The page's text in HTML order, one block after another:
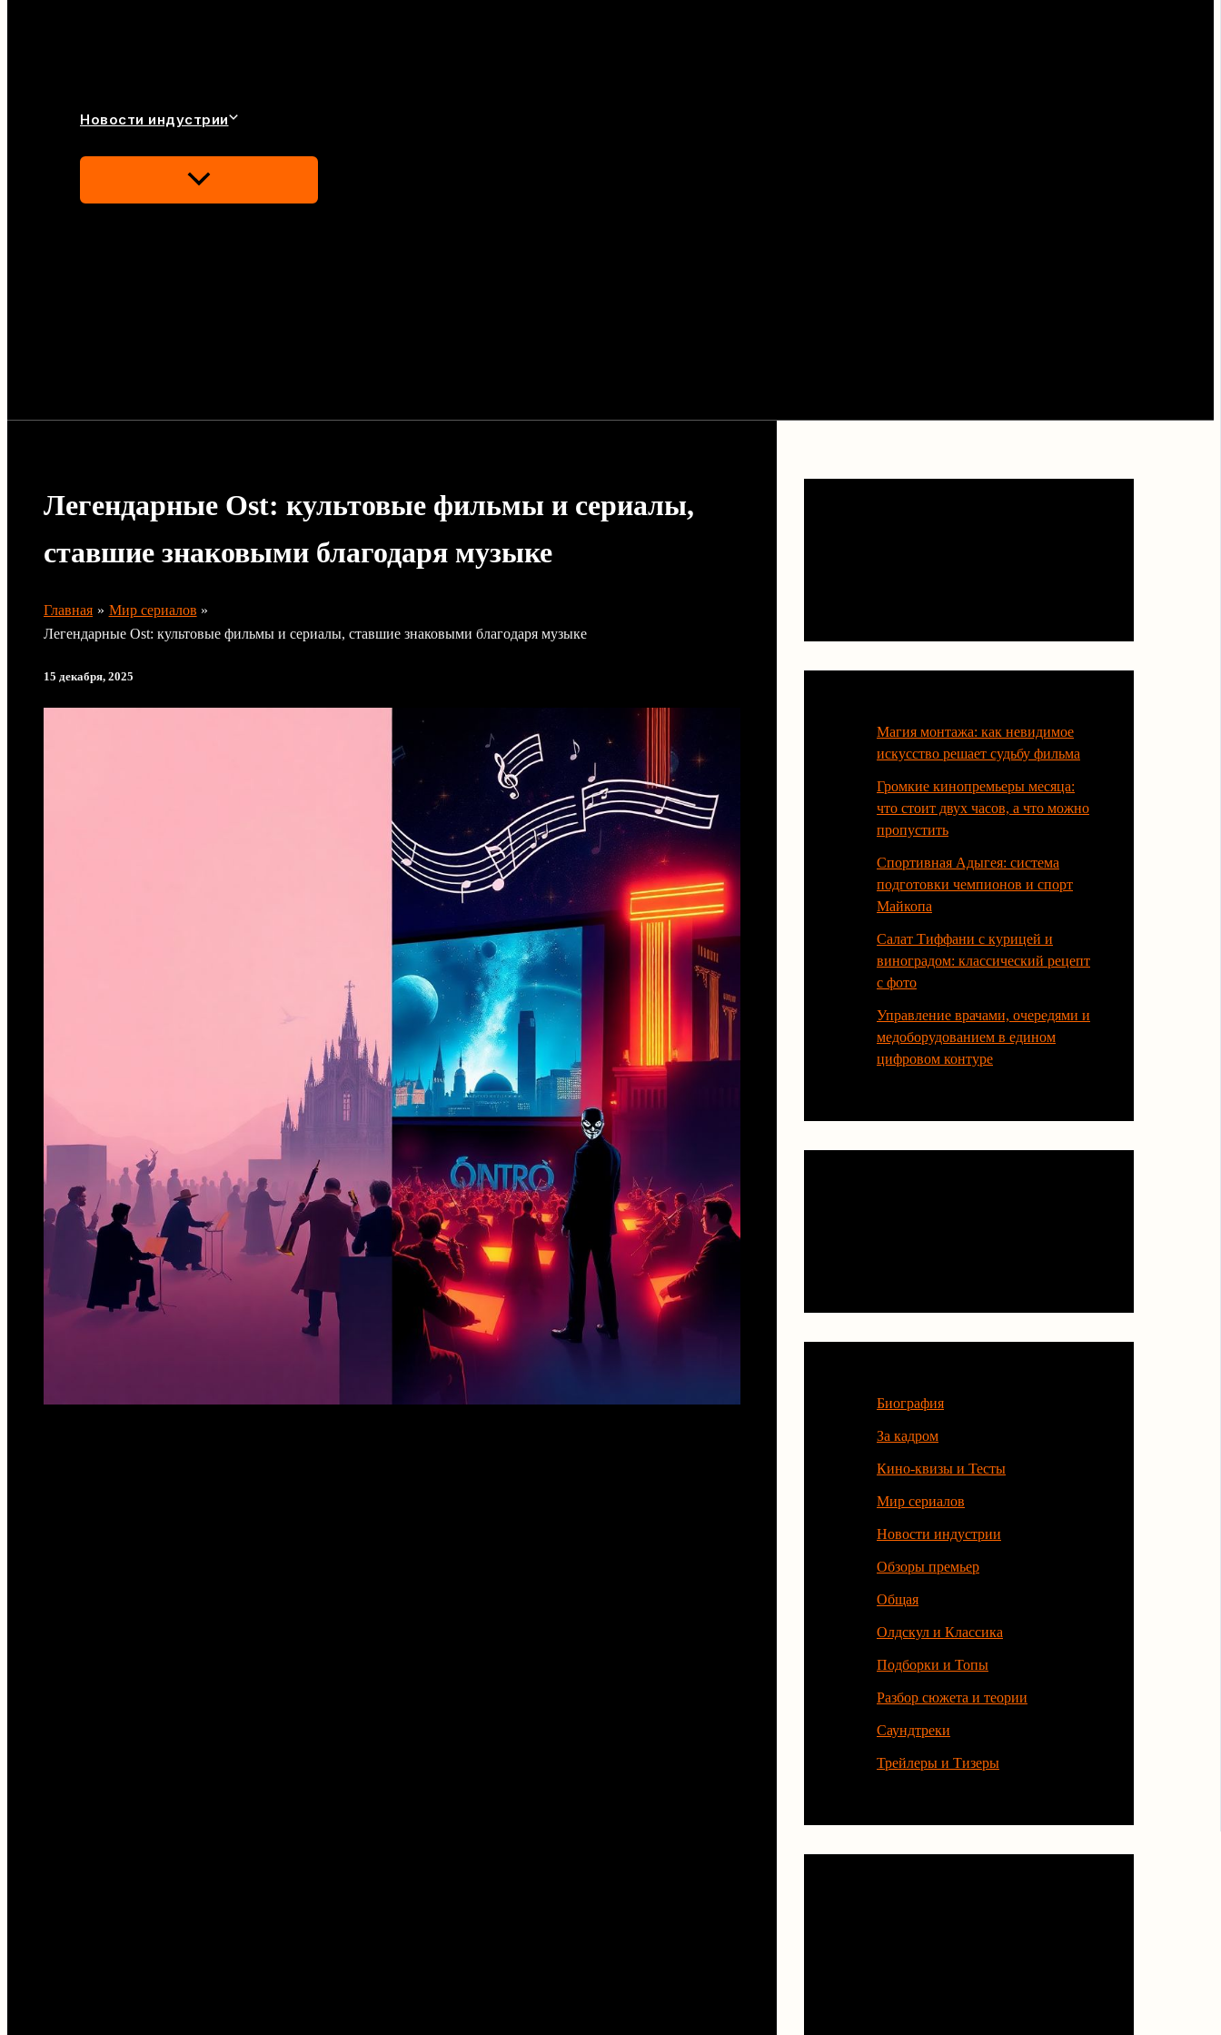
Новости индустрии
Переключатель
Легендарные Ost: культовые фильмы и сериалы,
ставшие знаковыми благодаря музыке
Главная
Мир сериалов
Легендарные Ost: культовые фильмы и сериалы, ставшие знаковыми благодаря музыке
15 декабря, 2025
Магия монтажа: как невидимое
искусство решает судьбу фильма
Громкие кинопремьеры месяца:
что стоит двух часов, а что можно
пропустить
Спортивная Адыгея: система
подготовки чемпионов и спорт
Майкопа
Салат Тиффани с курицей и
виноградом: классический рецепт
с фото
Управление врачами, очередями и
медоборудованием в едином
цифровом контуре
Биография
За кадром
Кино-квизы и Тесты
Мир сериалов
Новости индустрии
Обзоры премьер
Общая
Олдскул и Классика
Подборки и Топы
Разбор сюжета и теории
Саундтреки
Трейлеры и Тизеры